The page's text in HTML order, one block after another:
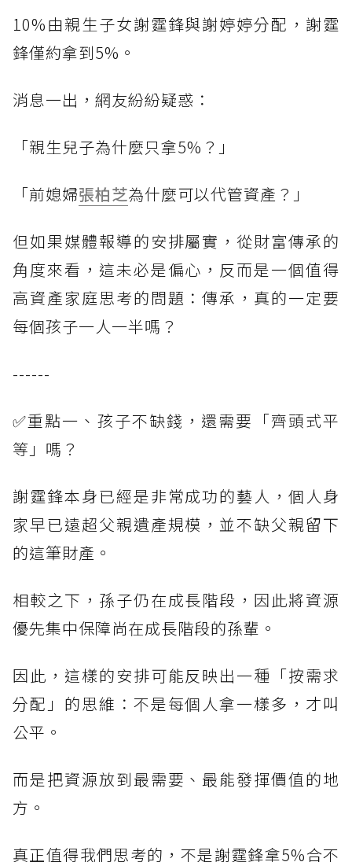
10%由親生子女謝霆鋒與謝婷婷分配，謝霆
鋒僅約拿到5%。
消息一出，網友紛紛疑惑：
「親生兒子為什麼只拿5%？」
「前媳婦張柏芝為什麼可以代管資產？」
但如果媒體報導的安排屬實，從財富傳承的
角度來看，這未必是偏心，反而是一個值得
高資產家庭思考的問題：傳承，真的一定要
每個孩子一人一半嗎？
------
✅重點一、孩子不缺錢，還需要「齊頭式平
等」嗎？
謝霆鋒本身已經是非常成功的藝人，個人身
家早已遠超父親遺產規模，並不缺父親留下
的這筆財產。
相較之下，孫子仍在成長階段，因此將資源
優先集中保障尚在成長階段的孫輩。
因此，這樣的安排可能反映出一種「按需求
分配」的思維：不是每個人拿一樣多，才叫
公平。
而是把資源放到最需要、最能發揮價值的地
方。
真正值得我們思考的，不是謝霆鋒拿5%合不